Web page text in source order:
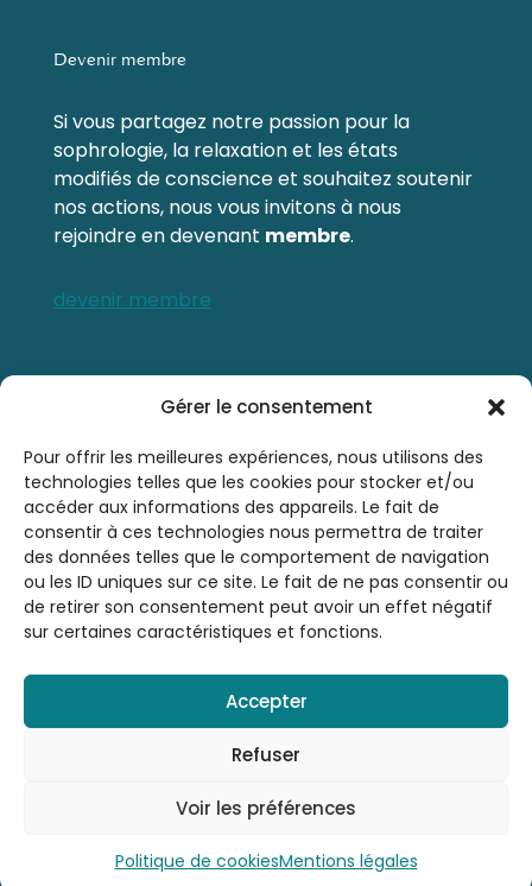
Gérer le consentement
Pour offrir les meilleures expériences, nous utilisons des
technologies telles que les cookies pour stocker et/ou
accéder aux informations des appareils. Le fait de
consentir à ces technologies nous permettra de traiter
des données telles que le comportement de navigation
ou les ID uniques sur ce site. Le fait de ne pas consentir ou
de retirer son consentement peut avoir un effet négatif
sur certaines caractéristiques et fonctions.
Accepter
Refuser
Voir les préférences
Politique de cookiesMentions légales
Devenir membre
Si vous partagez notre passion pour la
sophrologie, la relaxation et les états
modifiés de conscience et souhaitez soutenir
nos actions, nous vous invitons à nous
rejoindre en devenant membre.
devenir membre
Contactez-nous
0476 21 76 46
sbsrinfo@gmail.com
© 2026 Société Belge de Sophrologie et de
Mentions légales